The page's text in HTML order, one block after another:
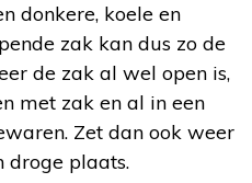
donkere, koele en
zak kan dus zo de
de zak al wel open is,
met zak en al in een
Zet dan ook weer
droge plaats.